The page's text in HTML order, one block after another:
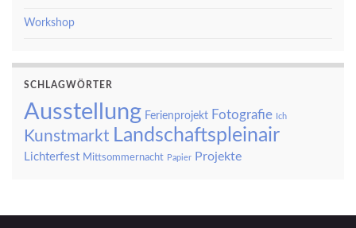
Workshop
SCHLAGWÖRTER
Ausstellung Ferienprojekt Fotografie Ich
Kunstmarkt Landschaftspleinair
Lichterfest Mittsommernacht Papier Projekte